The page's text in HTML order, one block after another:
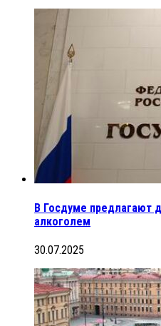
В Госдуме предлагают
алкоголем
30.07.2025